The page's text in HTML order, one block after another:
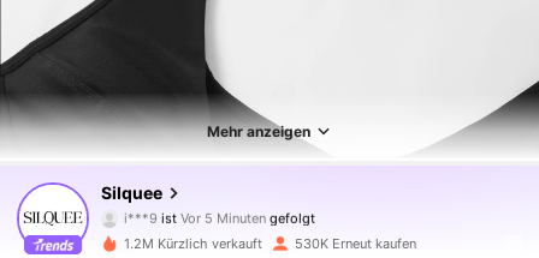
Mehr anzeigen
Silquee
i***9ist
d***a ist am Durchsuchen
4,81
763K Follower
1.2M Kürzlich verkauft 530K Erneut kaufen